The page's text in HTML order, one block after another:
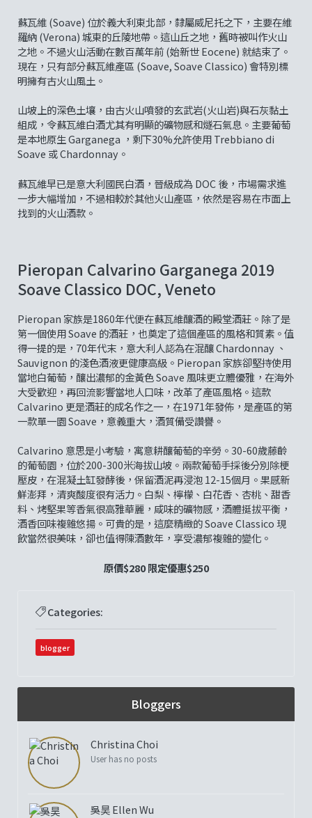
蘇瓦維 (Soave) 位於義大利東北部，隸屬威尼托之下，主要在維
羅納 (Verona) 城東的丘陵地帶。這山丘之地，舊時被叫作火山
之地。不過火山活動在數百萬年前 (始新世 Eocene) 就結束了。
現在，只有部分蘇瓦維產區 (Soave, Soave Classico) 會特別標
明擁有古火山風土。
山坡上的深色土壤，由古火山噴發的玄武岩(火山岩)與石灰黏土
組成，令蘇瓦維白酒尤其有明顯的礦物感和燧石氣息。主要葡萄
是本地原生 Garganega ，剩下30%允許使用 Trebbiano di
Soave 或 Chardonnay。
蘇瓦維早已是意大利國民白酒，晉級成為 DOC 後，市場需求進
一步大幅增加，不過相較於其他火山產區，依然是容易在市面上
找到的火山酒款。
Pieropan Calvarino Garganega 2019
Soave Classico DOC, Veneto
Pieropan 家族是1860年代便在蘇瓦維釀酒的殿堂酒莊。除了是
第一個使用 Soave 的酒莊，也奠定了這個產區的風格和質素。值
得一提的是，70年代末，意大利人認為在混釀 Chardonnay 、
Sauvignon 的淺色酒液更健康高級。Pieropan 家族卻堅持使用
當地白葡萄，釀出濃郁的金黃色 Soave 風味更立體優雅，在海外
大受歡迎，再回流影響當地人口味，改革了產區風格。這款
Calvarino 更是酒莊的成名作之一，在1971年發佈，是產區的第
一款單一園 Soave，意義重大，酒質備受讚譽。
Calvarino 意思是小考驗，寓意耕釀葡萄的辛勞。30-60歲藤齡
的葡萄園，位於200-300米海拔山坡。兩款葡萄手採後分別除梗
壓皮，在混凝土缸發酵後，保留酒泥再浸泡 12-15個月。果感新
鮮澎拜，清爽酸度很有活力。白梨、檸檬、白花香、杏桃、甜香
料、烤堅果等香氣很高雅華麗，咸味的礦物感，酒體挺拔平衡，
酒香回味複雜悠揚。可貴的是，這麼精緻的 Soave Classico 現
飲當然很美味，卻也值得陳酒數年，享受濃郁複雜的變化。
原價$280 限定優惠$250
Categories:
blogger
Bloggers
Christina Choi
User has no posts
吳昊 Ellen Wu